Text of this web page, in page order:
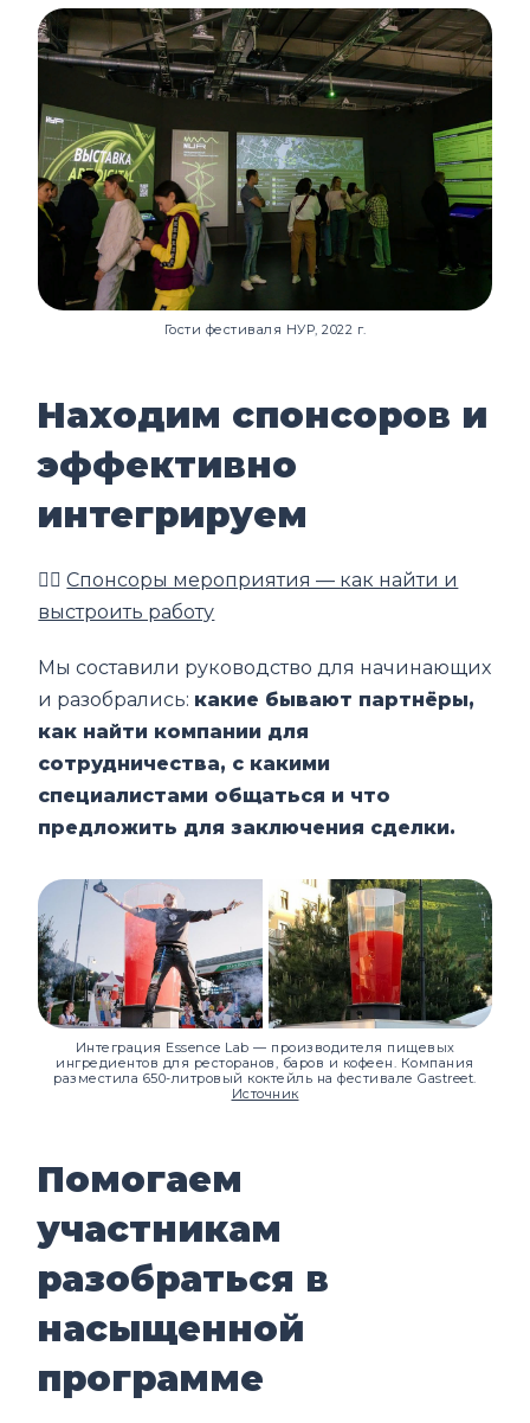
Гости фестиваля НУР, 2022 г.
Находим спонсоров и
эффективно
интегрируем
👉🏼Спонсоры мероприятия — как найти и
выстроить работу
Мы составили руководство для начинающих
и разобрались: какие бывают партнёры,
как найти компании для
сотрудничества, с какими
специалистами общаться и что
предложить для заключения сделки.
Интеграция Essence Lab — производителя пищевых
ингредиентов для ресторанов, баров и кофеен. Компания
разместила 650-литровый коктейль на фестивале Gastreet.
Источник
Помогаем
участникам
разобраться в
насыщенной
программе